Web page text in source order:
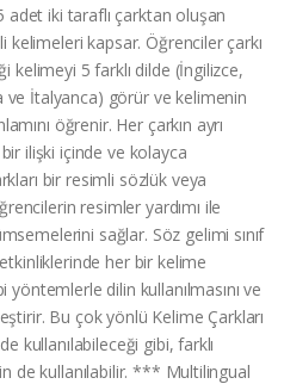
adet iki taraflı çarktan oluşan
kapsar. Öğrenciler çarkı
kelimeyi 5 farklı dilde (İngilizce,
ve İtalyanca) görür ve kelimenin
öğrenir. Her çarkın ayrı
ilişki içinde ve kolayca
bir resimli sözlük veya
resimler yardımı ile
sağlar. Söz gelimi sınıf
her bir kelime
yöntemlerle dilin kullanılmasını ve
Bu çok yönlü Kelime Çarkları
kullanılabileceği gibi, farklı
de kullanılabilir. *** Multilingual